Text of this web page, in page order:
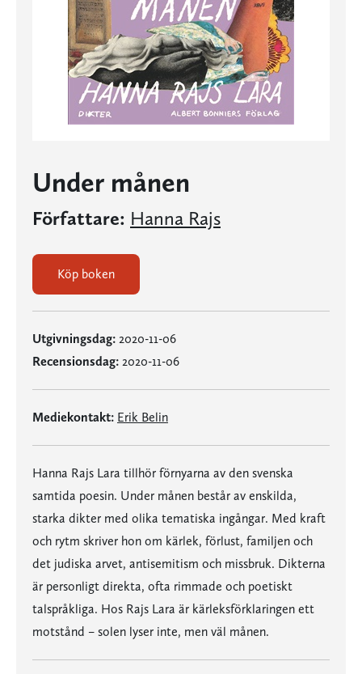
Under månen
Författare: Hanna Rajs
Köp boken
Utgivningsdag: 2020-11-06
Recensionsdag: 2020-11-06
Mediekontakt: Erik Belin
Hanna Rajs Lara tillhör förnyarna av den svenska
samtida poesin. Under månen består av enskilda,
starka dikter med olika tematiska ingångar. Med kraft
och rytm skriver hon om kärlek, förlust, familjen och
det judiska arvet, antisemitism och missbruk. Dikterna
är personligt direkta, ofta rimmade och poetiskt
talspråkliga. Hos Rajs Lara är kärleksförklaringen ett
motstånd – solen lyser inte, men väl månen.